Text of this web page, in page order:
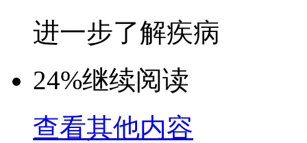
进一步了解疾病
24%继续阅读
查看其他内容